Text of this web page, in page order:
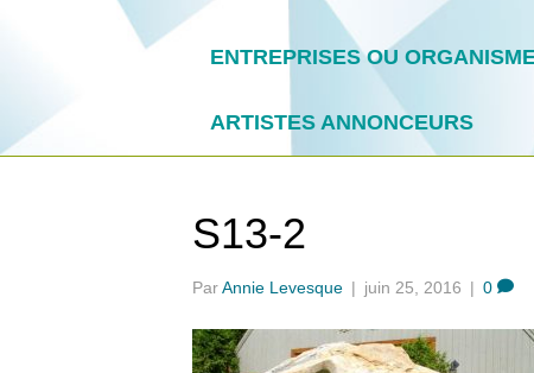
ENTREPRISES OU
ARTISTES ANNONCEURS
S13-2
ParAnnie Levesque | juin 25, 2016 | 0